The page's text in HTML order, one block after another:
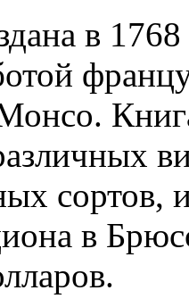
в
сортов,
в